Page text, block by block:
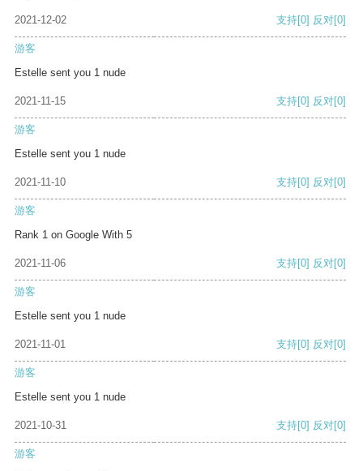
2021-12-02 支持[0] 反对[0]
游客
Estelle sent you 1 nude
2021-11-15 支持[0] 反对[0]
游客
Estelle sent you 1 nude
2021-11-10 支持[0] 反对[0]
游客
Rank 1 on Google With 5
2021-11-06 支持[0] 反对[0]
游客
Estelle sent you 1 nude
2021-11-01 支持[0] 反对[0]
游客
Estelle sent you 1 nude
2021-10-31 支持[0] 反对[0]
游客